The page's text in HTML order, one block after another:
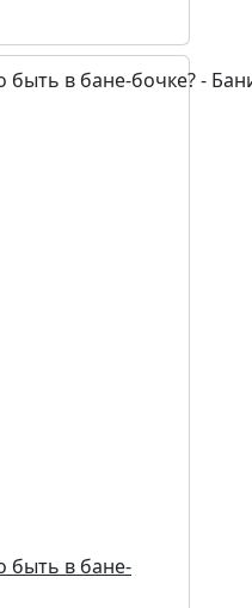
быть в бане-